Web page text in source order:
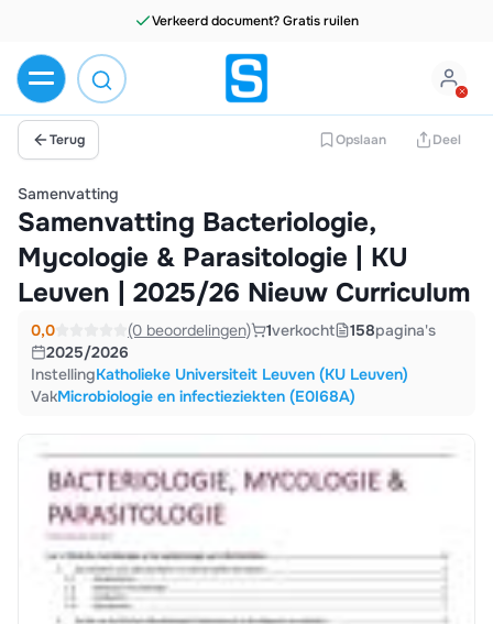
Terug Opslaan Deel
Samenvatting
Samenvatting Bacteriologie,
Mycologie & Parasitologie | KU
Leuven | 2025/26 Nieuw Curriculum
0,0 (0 beoordelingen) 1verkocht 158pagina's
2025/2026
InstellingKatholieke Universiteit Leuven (KU Leuven)
VakMicrobiologie en infectieziekten (E0I68A)